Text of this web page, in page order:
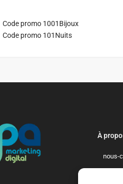
Code promo 1001Bijoux
Code promo 101Nuits
À
nous-